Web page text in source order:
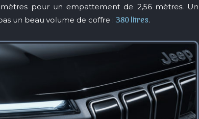
pour un empattement de 2,56 mètres. Un
un beau volume de coffre : 380 litres.